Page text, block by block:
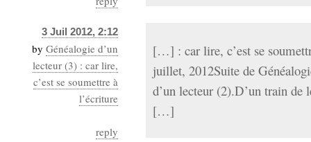
3 Juil 2012, 2:12
by Généalogie d’un
lecteur (3) : car lire,
c’est se soumettre à
l’écriture
reply
[…] : car lire, c’est se
juillet, 2012Suite de
d’un lecteur (2).D’un train de
[…]